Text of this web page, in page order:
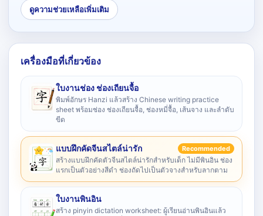
ดูความช่วยเหลือเพิ่มเติม
เครื่องมือที่เกี่ยวข้อง
ใบงานช่อง ช่องเถียนจื้อ
พิมพ์อักษร Hanzi แล้วสร้าง Chinese writing practice
sheet พร้อมช่อง ช่องเถียนจื้อ, ช่องหมี่จื้อ, เส้นจาง และลำดับ
ขีด
แบบฝึกคัดจีนสไตล์น่ารัก Recommended
สร้างแบบฝึกคัดตัวจีนสไตล์น่ารักสำหรับเด็ก ไม่มีพินอิน ช่อง
แรกเป็นตัวอย่างสีดำ ช่องถัดไปเป็นตัวจางสำหรับลากตาม
ใบงานพินอิน
สร้าง pinyin dictation worksheet: ผู้เรียนอ่านพินอินแล้ว